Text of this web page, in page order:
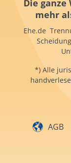
Die
mehr
Ehe.de
*) Alle
AGB